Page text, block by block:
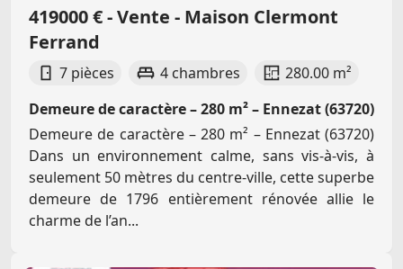
419000 € - Vente - Maison Clermont
Ferrand
7 pièces 4 chambres
280.00 m²
Demeure de caractère – 280 m² – Ennezat (63720)
Demeure de caractère – 280 m² – Ennezat (63720)
Dans un environnement calme, sans vis-à-vis, à
seulement 50 mètres du centre-ville, cette superbe
demeure de 1796 entièrement rénovée allie le
charme de l’an...